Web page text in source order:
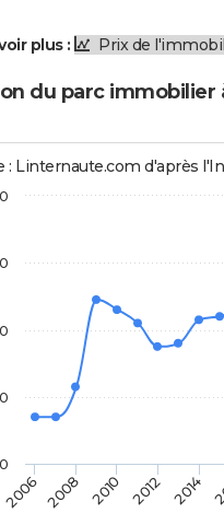
plus : Prix de
du parc immobilier
: Linternaute.com d'après
2006 2008 2010 2012 2014